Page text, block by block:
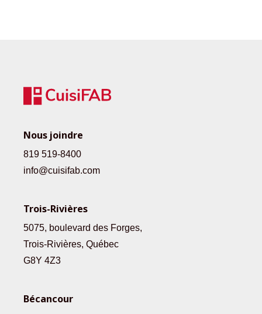
Nous joindre
819 519-8400
info@cuisifab.com
Trois-Rivières
5075, boulevard des Forges,
Trois-Rivières, Québec
G8Y 4Z3
Bécancour